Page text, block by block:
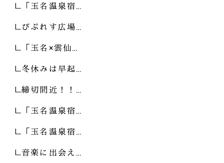
「玉名温泉宿…
びぷれす広場…
「玉名×雲仙…
冬休みは早起…
締切間近！！…
「玉名温泉宿…
「玉名温泉宿…
音楽に出会え…